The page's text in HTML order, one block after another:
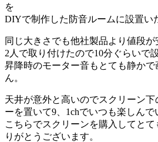
を
DIYで制作した防音ルームに設置い
同じ大きさでも他社製品より値段が
2人で取り付けたので10分ぐらいで
昇降時のモーター音もとても静か
ん。
天井が意外と高いのでスクリーン
ーを置いて9、1chでいつも楽しんで
こちらでスクリーンを購入してと
りがとうございます。